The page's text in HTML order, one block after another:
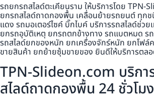
รถยกรถสไลด์ตะเคียนราม ให้บริการโดย TPN-
ยกรถสไลด์ถาดกองพื้น เคลื่อนย้ายรถยนต์ ทุก
แดง รถมอเตอร์ไซค์ บิ๊กไบค์ บริการรถสไลด์ช่ว
ยกรถอุบัติเหตุ ยกรถตกข้างทาง รถแบตหมด ร
รถสไลด์ยกของหนัก ยกเครื่องจักร์หนัก ยกโฟ
ขายสินค้า ยกย้ายซุ้มขายของ ยินดีให้บริการตล
TPN-Slideon.com บริกา
สไลด์ถาดกองพื้น 24 ชั่วโมง